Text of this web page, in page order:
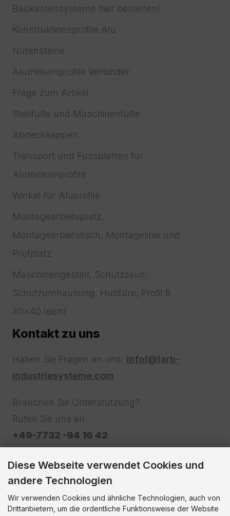
Baukastensysteme hier bestellen!
Konstruktionsprofile Alu
Nutensteine
Aluminiumprofile Verbinder
Frage zum Artikel
Stellfüße und Maschinenfüße
Abdeckkappen
Transport und Fussplatten für
Aluminiumprofile
Winkel für Aluprofile
Montagearbeitsplatz,
Montagearbeitstisch, Montagelinie und
Prüfplatz
Maschinengestell, Schutzzaun,
Schutzumhausung, Hubtüre, Profil 8
40x40 leicht
Kontakt zu uns
Haben Sie Fragen an uns: info(@)arb-
industriesysteme.com
Brauchen Sie Unterstützung?
Rufen Sie uns an
+49-7732 -94 16 42
Diese Webseite verwendet Cookies und
andere Technologien
Wir verwenden Cookies und ähnliche Technologien, auch von
Drittanbietern, um die ordentliche Funktionsweise der Website